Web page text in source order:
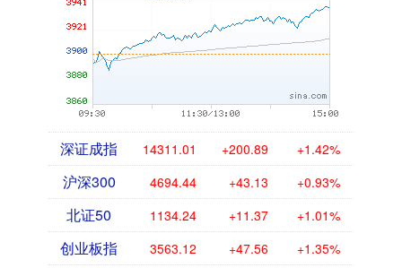
深证成指 14311.01 +200.89 +1.42%
沪深300 4694.44 +43.13 +0.93%
北证50 1134.24 +11.37 +1.01%
创业板指 3563.12 +47.56 +1.35%